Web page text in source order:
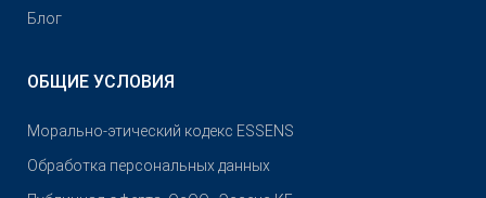
Блог
ОБЩИЕ УСЛОВИЯ
Морально-этический кодекс ESSENS
Обработка персональных данных